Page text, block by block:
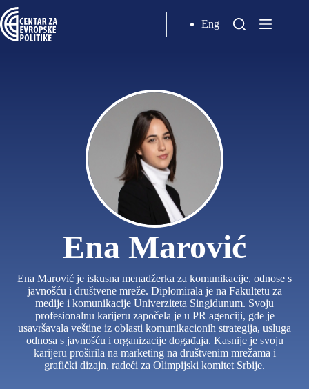
Eng
Ena Marović
Ena Marović je iskusna menadžerka za komunikacije, odnose s
javnošću i društvene mreže. Diplomirala je na Fakultetu za
medije i komunikacije Univerziteta Singidunum. Svoju
profesionalnu karijeru započela je u PR agenciji, gde je
usavršavala veštine iz oblasti komunikacionih strategija, usluga
odnosa s javnošću i organizacije događaja. Kasnije je svoju
karijeru proširila na marketing na društvenim mrežama i
grafički dizajn, radeći za Olimpijski komitet Srbije.